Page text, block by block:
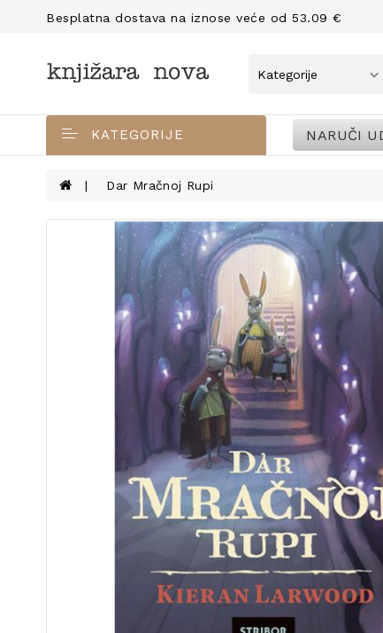
Besplatna dostava na iznose veće od 53.09 €
KATEGORIJE NARUČI
Dar Mračnoj Rupi